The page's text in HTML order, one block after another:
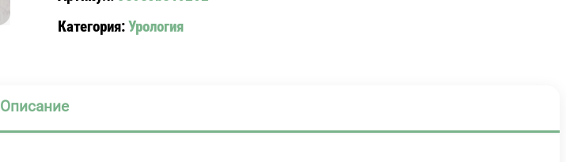
Категория:Урология
Описание